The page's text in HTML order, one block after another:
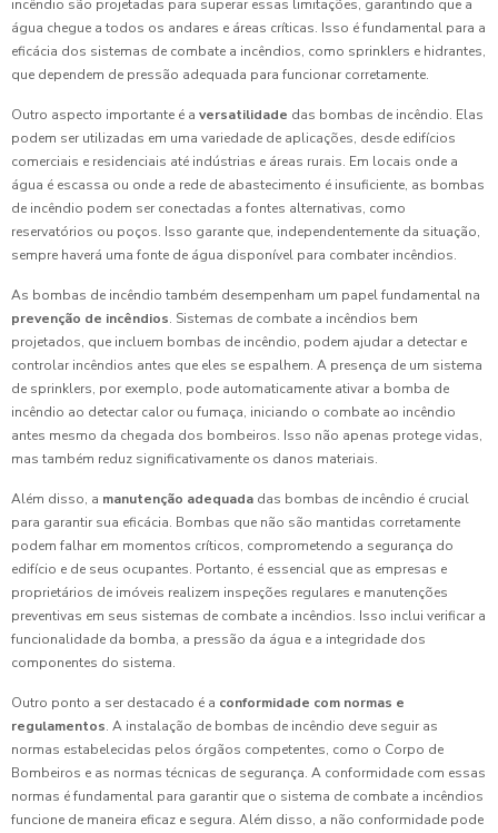
incêndio são projetadas para superar essas limitações, garantindo que a
água chegue a todos os andares e áreas críticas. Isso é fundamental para a
eficácia dos sistemas de combate a incêndios, como sprinklers e hidrantes,
que dependem de pressão adequada para funcionar corretamente.
Outro aspecto importante é a versatilidade das bombas de incêndio. Elas
podem ser utilizadas em uma variedade de aplicações, desde edifícios
comerciais e residenciais até indústrias e áreas rurais. Em locais onde a
água é escassa ou onde a rede de abastecimento é insuficiente, as bombas
de incêndio podem ser conectadas a fontes alternativas, como
reservatórios ou poços. Isso garante que, independentemente da situação,
sempre haverá uma fonte de água disponível para combater incêndios.
As bombas de incêndio também desempenham um papel fundamental na
prevenção de incêndios. Sistemas de combate a incêndios bem
projetados, que incluem bombas de incêndio, podem ajudar a detectar e
controlar incêndios antes que eles se espalhem. A presença de um sistema
de sprinklers, por exemplo, pode automaticamente ativar a bomba de
incêndio ao detectar calor ou fumaça, iniciando o combate ao incêndio
antes mesmo da chegada dos bombeiros. Isso não apenas protege vidas,
mas também reduz significativamente os danos materiais.
Além disso, a manutenção adequada das bombas de incêndio é crucial
para garantir sua eficácia. Bombas que não são mantidas corretamente
podem falhar em momentos críticos, comprometendo a segurança do
edifício e de seus ocupantes. Portanto, é essencial que as empresas e
proprietários de imóveis realizem inspeções regulares e manutenções
preventivas em seus sistemas de combate a incêndios. Isso inclui verificar a
funcionalidade da bomba, a pressão da água e a integridade dos
componentes do sistema.
Outro ponto a ser destacado é a conformidade com normas e
regulamentos. A instalação de bombas de incêndio deve seguir as
normas estabelecidas pelos órgãos competentes, como o Corpo de
Bombeiros e as normas técnicas de segurança. A conformidade com essas
normas é fundamental para garantir que o sistema de combate a incêndios
funcione de maneira eficaz e segura. Além disso, a não conformidade pode